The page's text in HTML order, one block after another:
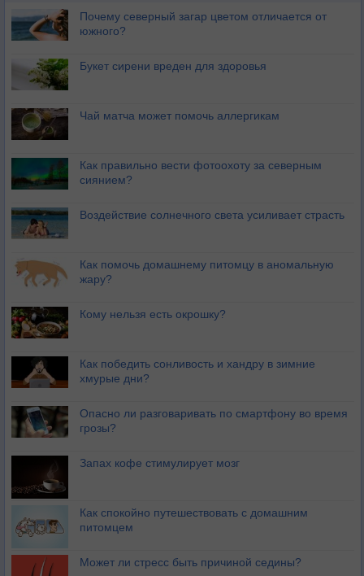
Почему северный загар цветом отличается от
южного?
Букет сирени вреден для здоровья
Чай матча может помочь аллергикам
Как правильно вести фотоохоту за северным
сиянием?
Воздействие солнечного света усиливает страсть
Как помочь домашнему питомцу в аномальную
жару?
Кому нельзя есть окрошку?
Как победить сонливость и хандру в зимние
хмурые дни?
Опасно ли разговаривать по смартфону во время
грозы?
Запах кофе стимулирует мозг
Как спокойно путешествовать с домашним
питомцем
Может ли стресс быть причиной седины?